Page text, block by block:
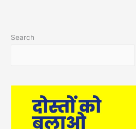
Search